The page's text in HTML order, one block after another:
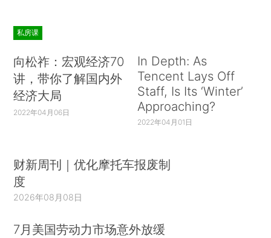
私房课
向松祚：宏观经济70
讲，带你了解国内外
经济大局
2022年04月06日
In Depth: As
Tencent Lays Off
Staff, Is Its ‘Winter’
Approaching?
2022年04月01日
财新周刊｜优化摩托车报废制
度
2026年08月08日
7月美国劳动力市场意外放缓